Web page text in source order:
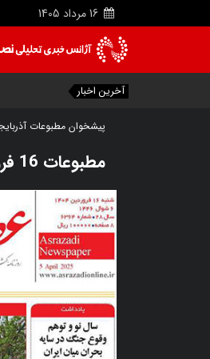
16 مرداد 1405
آخرین اخبار
پیشخوان مطبوعات
مطبوعات 16 فروردین ماه 1404 تبریز